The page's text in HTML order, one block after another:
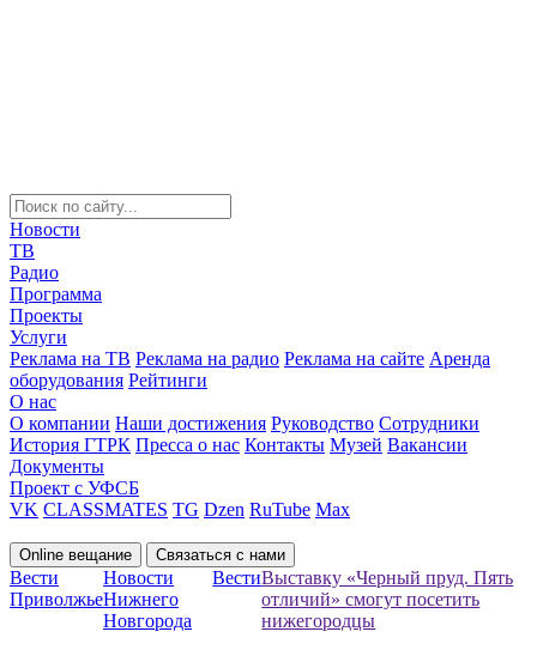
Новости
ТВ
Радио
Программа
Проекты
Услуги
Реклама на ТВ Реклама на радио Реклама на сайте Аренда
оборудования Рейтинги
О нас
О компании Наши достижения Руководство Сотрудники
История ГТРК Пресса о нас Контакты Музей Вакансии
Документы
Проект с УФСБ
VK CLASSMATES TG Dzen RuTube Max
Online вещание Связаться с нами
Вести
Приволжье
Новости
Нижнего
Новгорода
ВестиВыставку «Черный пруд. Пять
отличий» смогут посетить
нижегородцы